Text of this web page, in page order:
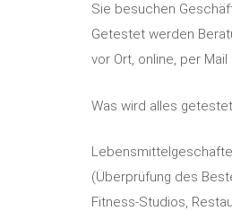
Sie besuchen
Getestet werden
vor Ort, online, per
Was wird alles
(Überprüfung des
Fitness-Studios,